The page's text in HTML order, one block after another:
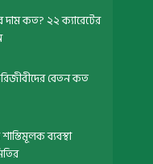
কত? ২২ ক্যারেটের
বেতন কত
ব্যবস্থা